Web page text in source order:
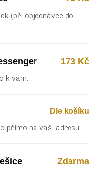
(při objednávce do
173 Kč
k vám.
Dle košíku
přímo na vaši adresu.
Zdarma